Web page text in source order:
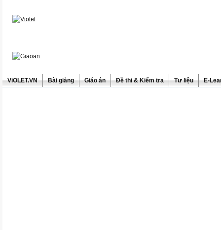
ViOLET.VN Bài giảng Giáo án Đề thi & Kiểm tra Tư liệu E-